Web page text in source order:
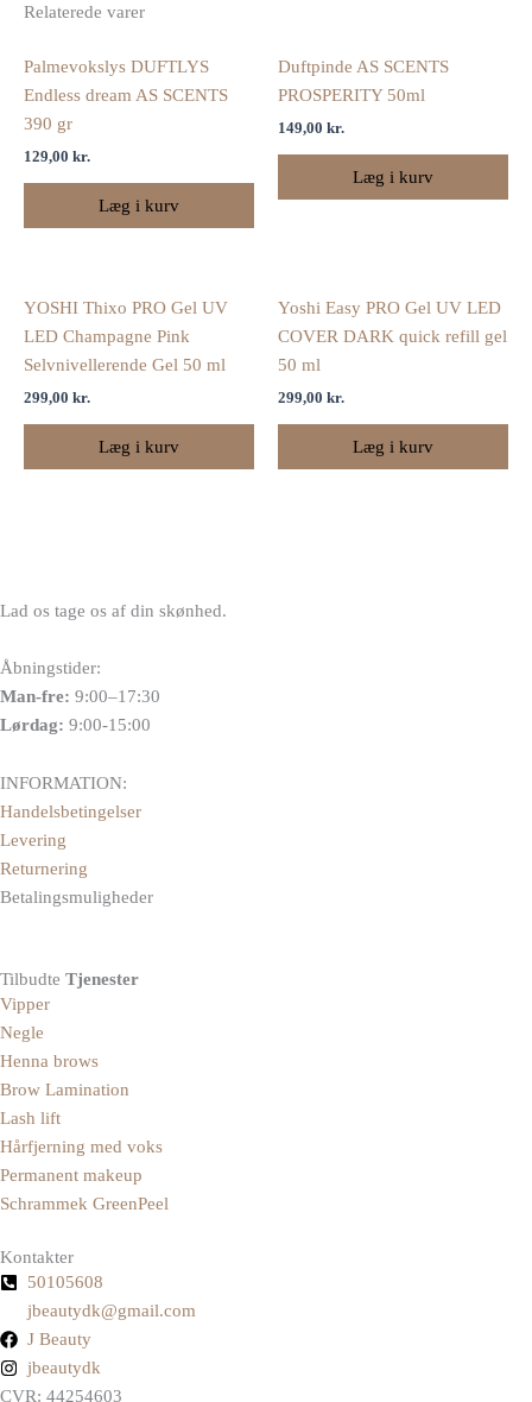
Relaterede varer
Palmevokslys DUFTLYS
Endless dream AS SCENTS
390 gr
129,00 kr.
Læg i kurv
Duftpinde AS SCENTS
PROSPERITY 50ml
149,00 kr.
Læg i kurv
YOSHI Thixo PRO Gel UV
LED Champagne Pink
Selvnivellerende Gel 50 ml
299,00 kr.
Læg i kurv
Yoshi Easy PRO Gel UV LED
COVER DARK quick refill gel
50 ml
299,00 kr.
Læg i kurv
Lad os tage os af din skønhed.
Åbningstider:
Man-fre: 9:00–17:30
Lørdag: 9:00-15:00
INFORMATION:
Handelsbetingelser
Levering
Returnering
Betalingsmuligheder
Tilbudte Tjenester
Vipper
Negle
Henna brows
Brow Lamination
Lash lift
Hårfjerning med voks
Permanent makeup
Schrammek GreenPeel
Kontakter
50105608
jbeautydk@gmail.com
J Beauty
jbeautydk
CVR: 44254603